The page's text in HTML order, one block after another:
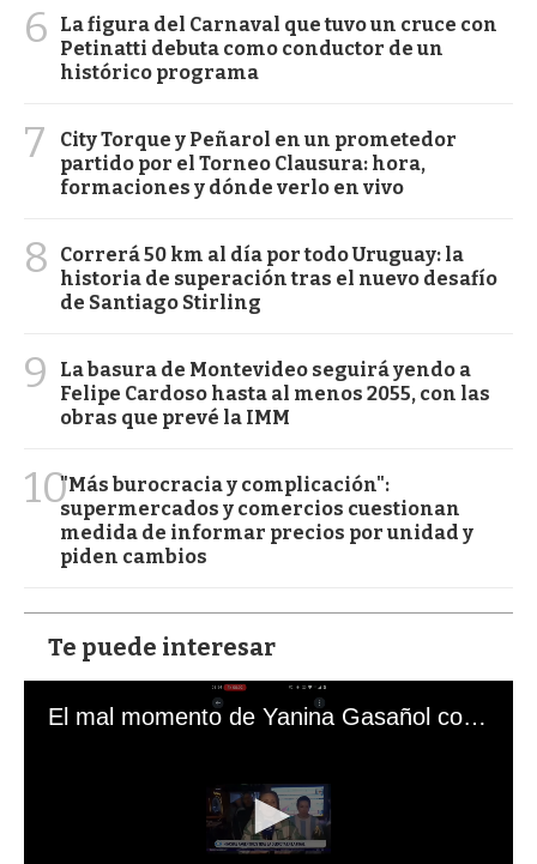
6
La figura del Carnaval que tuvo un cruce con
Petinatti debuta como conductor de un
histórico programa
7
City Torque y Peñarol en un prometedor
partido por el Torneo Clausura: hora,
formaciones y dónde verlo en vivo
8
Correrá 50 km al día por todo Uruguay: la
historia de superación tras el nuevo desafío
de Santiago Stirling
9
La basura de Montevideo seguirá yendo a
Felipe Cardoso hasta al menos 2055, con las
obras que prevé la IMM
10"Más burocracia y complicación":
supermercados y comercios cuestionan
medida de informar precios por unidad y
piden cambios
Te puede interesar
El mal momento de Yanina Gasañol con un hincha argentino en "Subrayado"